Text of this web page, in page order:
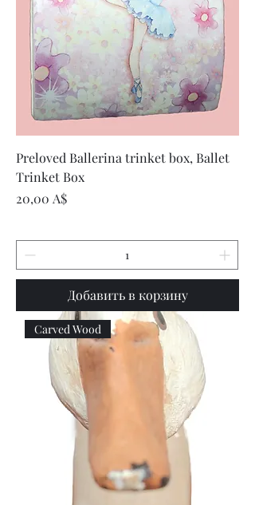
Preloved Ballerina trinket box, Ballet
Trinket Box
Цена
20,00 A$
Добавить в корзину
Carved Wood